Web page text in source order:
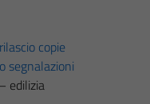
copie
segnalazioni
edilizia